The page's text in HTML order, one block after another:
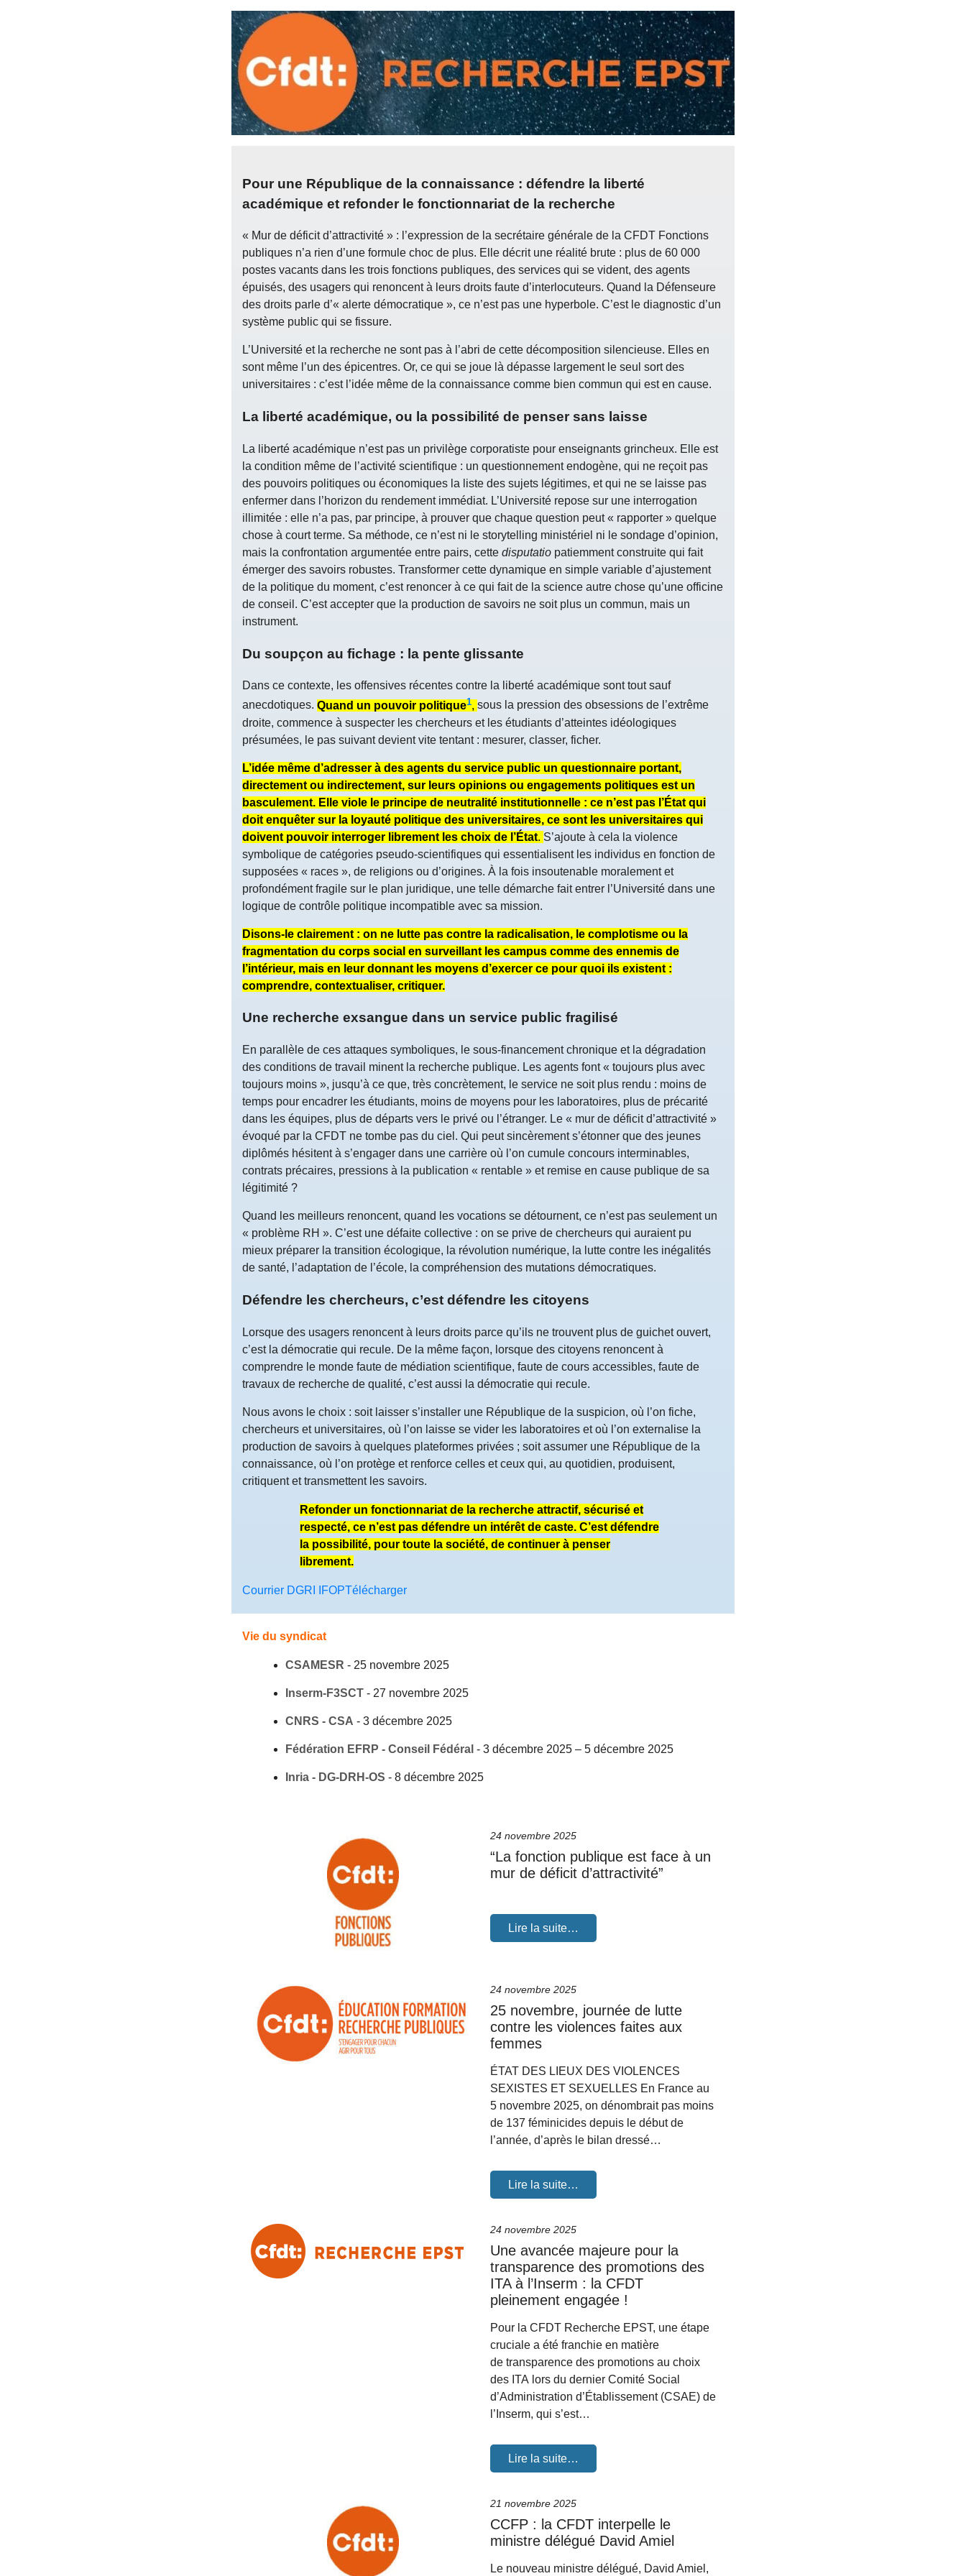
Pour une République de la connaissance : défendre la liberté
académique et refonder le fonctionnariat de la recherche
« Mur de déficit d’attractivité » : l’expression de la secrétaire générale de la CFDT Fonctions
publiques n’a rien d’une formule choc de plus. Elle décrit une réalité brute : plus de 60 000
postes vacants dans les trois fonctions publiques, des services qui se vident, des agents
épuisés, des usagers qui renoncent à leurs droits faute d’interlocuteurs. Quand la Défenseure
des droits parle d’« alerte démocratique », ce n’est pas une hyperbole. C’est le diagnostic d’un
système public qui se fissure.
L’Université et la recherche ne sont pas à l’abri de cette décomposition silencieuse. Elles en
sont même l’un des épicentres. Or, ce qui se joue là dépasse largement le seul sort des
universitaires : c’est l’idée même de la connaissance comme bien commun qui est en cause.
La liberté académique, ou la possibilité de penser sans laisse
La liberté académique n’est pas un privilège corporatiste pour enseignants grincheux. Elle est
la condition même de l’activité scientifique : un questionnement endogène, qui ne reçoit pas
des pouvoirs politiques ou économiques la liste des sujets légitimes, et qui ne se laisse pas
enfermer dans l’horizon du rendement immédiat. L’Université repose sur une interrogation
illimitée : elle n’a pas, par principe, à prouver que chaque question peut « rapporter » quelque
chose à court terme. Sa méthode, ce n’est ni le storytelling ministériel ni le sondage d’opinion,
mais la confrontation argumentée entre pairs, cette disputatio patiemment construite qui fait
émerger des savoirs robustes. Transformer cette dynamique en simple variable d’ajustement
de la politique du moment, c’est renoncer à ce qui fait de la science autre chose qu’une officine
de conseil. C’est accepter que la production de savoirs ne soit plus un commun, mais un
instrument.
Du soupçon au fichage : la pente glissante
Dans ce contexte, les offensives récentes contre la liberté académique sont tout sauf
anecdotiques. Quand un pouvoir politique1, sous la pression des obsessions de l’extrême
droite, commence à suspecter les chercheurs et les étudiants d’atteintes idéologiques
présumées, le pas suivant devient vite tentant : mesurer, classer, ficher.
L’idée même d’adresser à des agents du service public un questionnaire portant,
directement ou indirectement, sur leurs opinions ou engagements politiques est un
basculement. Elle viole le principe de neutralité institutionnelle : ce n’est pas l’État qui
doit enquêter sur la loyauté politique des universitaires, ce sont les universitaires qui
doivent pouvoir interroger librement les choix de l’État. S’ajoute à cela la violence
symbolique de catégories pseudo-scientifiques qui essentialisent les individus en fonction de
supposées « races », de religions ou d’origines. À la fois insoutenable moralement et
profondément fragile sur le plan juridique, une telle démarche fait entrer l’Université dans une
logique de contrôle politique incompatible avec sa mission.
Disons-le clairement : on ne lutte pas contre la radicalisation, le complotisme ou la
fragmentation du corps social en surveillant les campus comme des ennemis de
l’intérieur, mais en leur donnant les moyens d’exercer ce pour quoi ils existent :
comprendre, contextualiser, critiquer.
Une recherche exsangue dans un service public fragilisé
En parallèle de ces attaques symboliques, le sous-financement chronique et la dégradation
des conditions de travail minent la recherche publique. Les agents font « toujours plus avec
toujours moins », jusqu’à ce que, très concrètement, le service ne soit plus rendu : moins de
temps pour encadrer les étudiants, moins de moyens pour les laboratoires, plus de précarité
dans les équipes, plus de départs vers le privé ou l’étranger. Le « mur de déficit d’attractivité »
évoqué par la CFDT ne tombe pas du ciel. Qui peut sincèrement s’étonner que des jeunes
diplômés hésitent à s’engager dans une carrière où l’on cumule concours interminables,
contrats précaires, pressions à la publication « rentable » et remise en cause publique de sa
légitimité ?
Quand les meilleurs renoncent, quand les vocations se détournent, ce n’est pas seulement un
« problème RH ». C’est une défaite collective : on se prive de chercheurs qui auraient pu
mieux préparer la transition écologique, la révolution numérique, la lutte contre les inégalités
de santé, l’adaptation de l’école, la compréhension des mutations démocratiques.
Défendre les chercheurs, c’est défendre les citoyens
Lorsque des usagers renoncent à leurs droits parce qu’ils ne trouvent plus de guichet ouvert,
c’est la démocratie qui recule. De la même façon, lorsque des citoyens renoncent à
comprendre le monde faute de médiation scientifique, faute de cours accessibles, faute de
travaux de recherche de qualité, c’est aussi la démocratie qui recule.
Nous avons le choix : soit laisser s’installer une République de la suspicion, où l’on fiche,
chercheurs et universitaires, où l’on laisse se vider les laboratoires et où l’on externalise la
production de savoirs à quelques plateformes privées ; soit assumer une République de la
connaissance, où l’on protège et renforce celles et ceux qui, au quotidien, produisent,
critiquent et transmettent les savoirs.
Refonder un fonctionnariat de la recherche attractif, sécurisé et
respecté, ce n’est pas défendre un intérêt de caste. C’est défendre
la possibilité, pour toute la société, de continuer à penser
librement.
Courrier DGRI IFOPTélécharger
Vie du syndicat
CSAMESR - 25 novembre 2025
Inserm-F3SCT - 27 novembre 2025
CNRS - CSA - 3 décembre 2025
Fédération EFRP - Conseil Fédéral - 3 décembre 2025 – 5 décembre 2025
Inria - DG-DRH-OS - 8 décembre 2025
24 novembre 2025
“La fonction publique est face à un
mur de déficit d’attractivité”
Lire la suite…
24 novembre 2025
25 novembre, journée de lutte
contre les violences faites aux
femmes
ÉTAT DES LIEUX DES VIOLENCES
SEXISTES ET SEXUELLES En France au
5 novembre 2025, on dénombrait pas moins
de 137 féminicides depuis le début de
l’année, d’après le bilan dressé…
Lire la suite…
24 novembre 2025
Une avancée majeure pour la
transparence des promotions des
ITA à l’Inserm : la CFDT
pleinement engagée !
Pour la CFDT Recherche EPST, une étape
cruciale a été franchie en matière
de transparence des promotions au choix
des ITA lors du dernier Comité Social
d’Administration d’Établissement (CSAE) de
l’Inserm, qui s’est…
Lire la suite…
21 novembre 2025
CCFP : la CFDT interpelle le
ministre délégué David Amiel
Le nouveau ministre délégué, David Amiel,